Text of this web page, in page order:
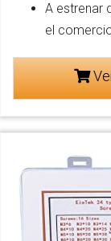
A estrenar
el